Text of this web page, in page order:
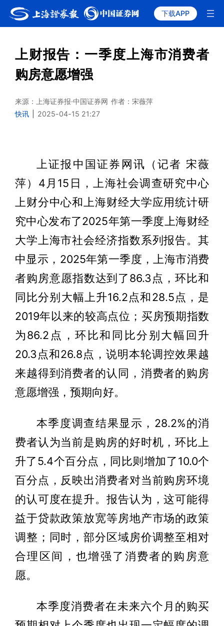
下载APP
上财报告：一季度上海市消费者
购房意愿增强
来源：上海证券报·中国证券网 作者：宋薇萍
快讯
2025-04-15 21:27
上证报中国证券网讯（记者 宋薇
萍）4月15日，上海社会调查研究中心
上财分中心和上海财经大学应用统计研
究中心发布了2025年第一季度上海财经
大学上海市社会经济指数系列报告。其
中显示，2025年第一季度，上海市消费
者购房意愿指数达到了86.3点，环比和
同比分别大幅上升16.2点和28.5点，是
2019年以来的较高点位；买房预期指数
为86.2点，环比和同比分别大幅回升
20.3点和26.8点，说明本轮调控效果越
来越得到消费者的认同，消费者的购房
意愿增强，预期向好。
本季度调查结果显示，28.2%的消
费者认为当前是购房的好时机，环比上
升了5.4个百分点，同比则增加了10.0个
百分点，反映出消费者对当前购房环境
的认可度在提升。报告认为，这可能得
益于贷款政策放宽等房地产市场的政策
调整；同时，部分区域房价调整至相对
合理区间，也增强了消费者的购房意
愿。
本季度消费者在未来六个月的购买